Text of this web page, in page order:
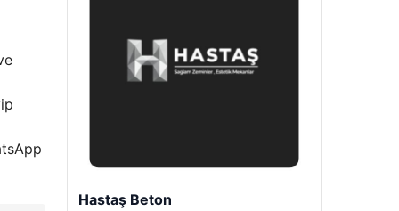
Prenses Night Club